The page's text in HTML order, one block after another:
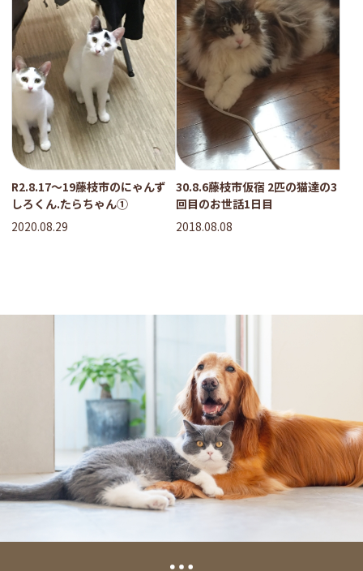
R2.8.17〜19藤枝市のにゃんず
しろくん.たらちゃん①
2020.08.29
30.8.6藤枝市仮宿 2匹の猫達の3
回目のお世話1日目
2018.08.08